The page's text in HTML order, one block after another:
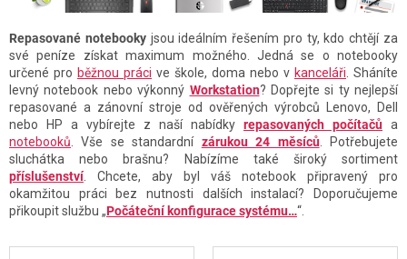
Repasované notebookyjsou ideálním řešením pro ty, kdo chtějí za
své peníze získat maximum možného. Jedná se o notebooky
určené pro běžnou práci ve škole, doma nebo v kanceláři . Sháníte
levný notebook nebo výkonný Workstation? Dopřejte si ty nejlepší
repasované a zánovní stroje od ověřených výrobců Lenovo, Dell
nebo HP a vybírejte z naší nabídky repasovaných počítačů a
notebooků . Vše se standardní zárukou 24 měsíců. Potřebujete
sluchátka nebo brašnu? Nabízíme také široký sortiment
příslušenství. Chcete, aby byl váš notebook připravený pro
okamžitou práci bez nutnosti dalších instalací? Doporučujeme
přikoupit službu „Počáteční konfigurace systému…“.